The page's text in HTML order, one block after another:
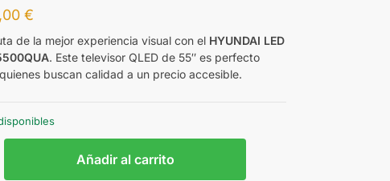
€
de la mejor experiencia visual con el HYUNDAI LED
. Este televisor QLED de 55″ es perfecto
buscan calidad a un precio accesible.
Añadir al carrito